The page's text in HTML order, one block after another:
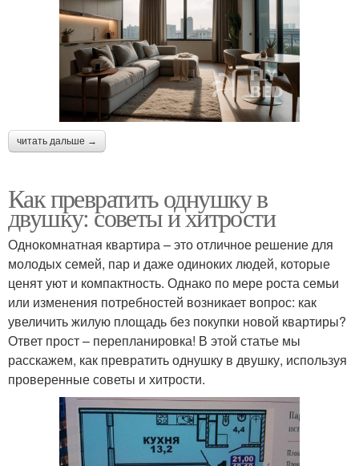
читать дальше →
Как превратить однушку в
двушку: советы и хитрости
Однокомнатная квартира – это отличное решение для
молодых семей, пар и даже одиноких людей, которые
ценят уют и компактность. Однако по мере роста семьи
или изменения потребностей возникает вопрос: как
увеличить жилую площадь без покупки новой квартиры?
Ответ прост – перепланировка! В этой статье мы
расскажем, как превратить однушку в двушку, используя
проверенные советы и хитрости.